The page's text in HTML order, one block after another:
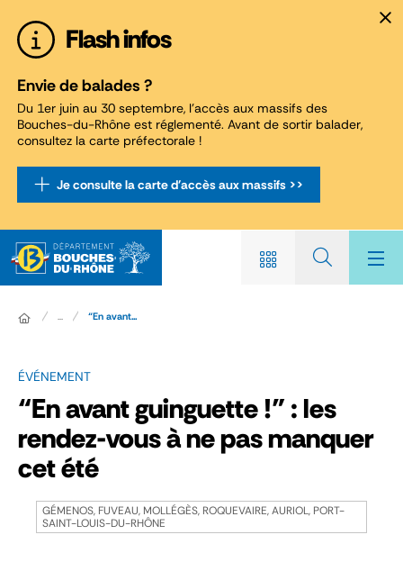
Flash infos
Envie de balades ?
Du 1er juin au 30 septembre, l'accès aux massifs des
Bouches-du-Rhône est réglementé. Avant de sortir balader,
consultez la carte préfectorale !
Je consulte la carte d'accès aux massifs >>
... “En avant...
ÉVÉNEMENT
“En avant guinguette !” : les
rendez-vous à ne pas manquer
cet été
GÉMENOS, FUVEAU, MOLLÉGÈS, ROQUEVAIRE, AURIOL, PORT-
SAINT-LOUIS-DU-RHÔNE